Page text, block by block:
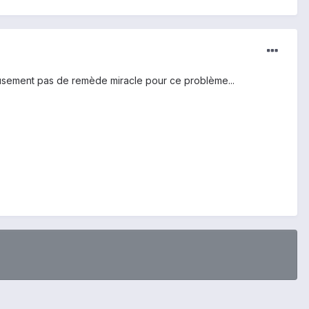
pas de remède miracle pour ce problème...